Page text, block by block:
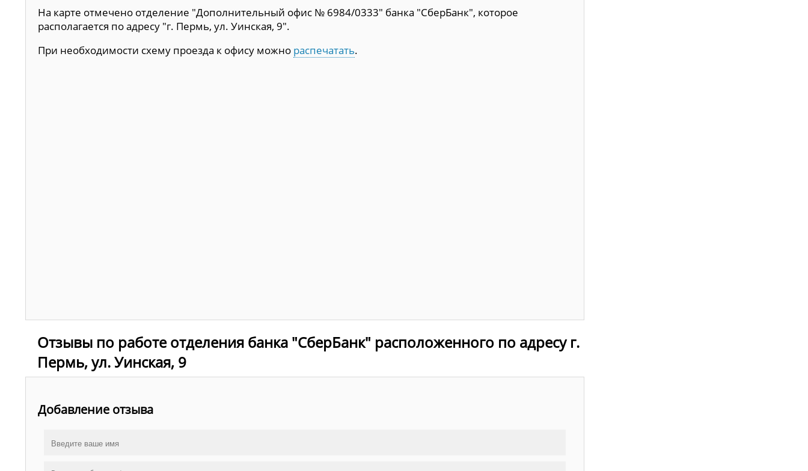
На карте отмечено отделение "Дополнительный офис № 6984/0333" банка "СберБанк", которое
располагается по адресу "г. Пермь, ул. Уинская, 9".
При необходимости схему проезда к офису можно распечатать.
Отзывы по работе отделения банка "СберБанк" расположенного по адресу г.
Пермь, ул. Уинская, 9
Добавление отзыва